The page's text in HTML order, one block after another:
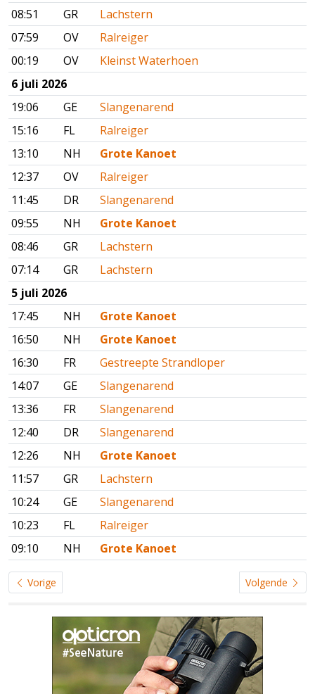
08:51
GR
Lachstern
07:59
OV
Ralreiger
00:19
OV
Kleinst Waterhoen
6 juli 2026
19:06
GE
Slangenarend
15:16
FL
Ralreiger
13:10
NH
Grote Kanoet
12:37
OV
Ralreiger
11:45
DR
Slangenarend
09:55
NH
Grote Kanoet
08:46
GR
Lachstern
07:14
GR
Lachstern
5 juli 2026
17:45
NH
Grote Kanoet
16:50
NH
Grote Kanoet
16:30
FR
Gestreepte Strandloper
14:07
GE
Slangenarend
13:36
FR
Slangenarend
12:40
DR
Slangenarend
12:26
NH
Grote Kanoet
11:57
GR
Lachstern
10:24
GE
Slangenarend
10:23
FL
Ralreiger
09:10
NH Grote Kanoet
Vorige Volgende